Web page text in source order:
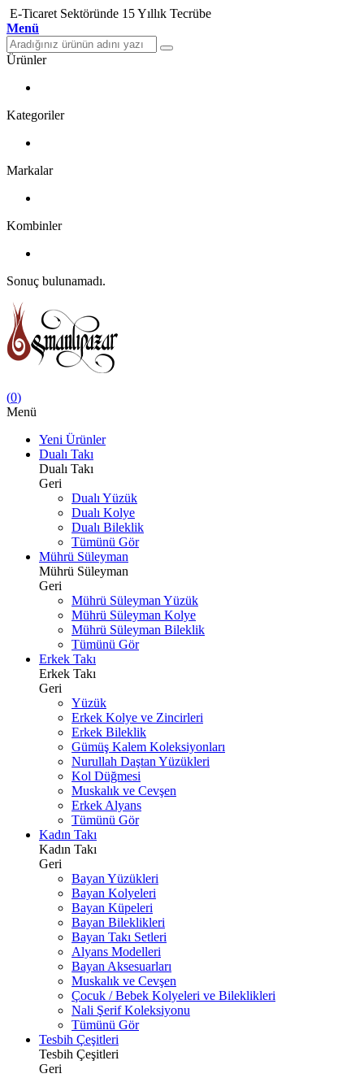
E-Ticaret Sektöründe 15 Yıllık Tecrübe
Menü
Ürünler
Kategoriler
Markalar
Kombinler
Sonuç bulunamadı.
(0)
Menü
Yeni Ürünler
Dualı Takı
Dualı Takı
Geri
Dualı Yüzük
Dualı Kolye
Dualı Bileklik
Tümünü Gör
Mührü Süleyman
Mührü Süleyman
Geri
Mührü Süleyman Yüzük
Mührü Süleyman Kolye
Mührü Süleyman Bileklik
Tümünü Gör
Erkek Takı
Erkek Takı
Geri
Yüzük
Erkek Kolye ve Zincirleri
Erkek Bileklik
Gümüş Kalem Koleksiyonları
Nurullah Daştan Yüzükleri
Kol Düğmesi
Muskalık ve Cevşen
Erkek Alyans
Tümünü Gör
Kadın Takı
Kadın Takı
Geri
Bayan Yüzükleri
Bayan Kolyeleri
Bayan Küpeleri
Bayan Bileklikleri
Bayan Takı Setleri
Alyans Modelleri
Bayan Aksesuarları
Muskalık ve Cevşen
Çocuk / Bebek Kolyeleri ve Bileklikleri
Nali Şerif Koleksiyonu
Tümünü Gör
Tesbih Çeşitleri
Tesbih Çeşitleri
Geri